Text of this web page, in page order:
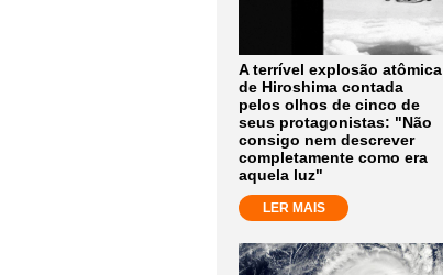
A terrível explosão atômica
de Hiroshima contada
pelos olhos de cinco de
seus protagonistas: "Não
consigo nem descrever
completamente como era
aquela luz"
LER MAIS